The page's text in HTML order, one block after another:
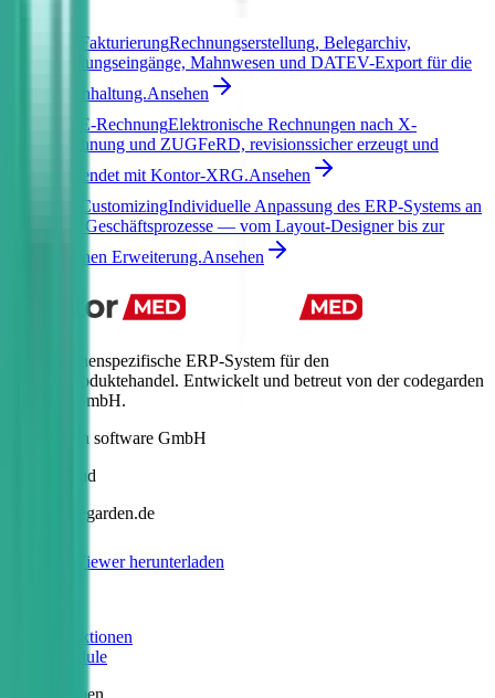
FakturierungRechnungserstellung, Belegarchiv,
Zahlungseingänge, Mahnwesen und DATEV-Export für die
Buchhaltung.Ansehen
E-RechnungElektronische Rechnungen nach X-
Rechnung und ZUGFeRD, revisionssicher erzeugt und
versendet mit Kontor-XRG.Ansehen
CustomizingIndividuelle Anpassung des ERP-Systems an
Ihre Geschäftsprozesse — vom Layout-Designer bis zur
eigenen Erweiterung.Ansehen
Das branchenspezifische ERP-System für den
Medizinproduktehandel. Entwickelt und betreut von der codegarden
software GmbH.
codegarden software GmbH
Deutschland
info@codegarden.de
TeamViewer herunterladen
Funktionen
Module
Unternehmen